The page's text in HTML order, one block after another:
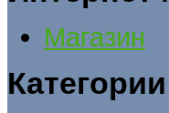
Магазин